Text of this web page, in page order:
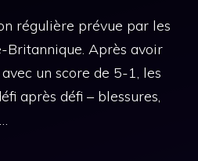
régulière prévue par les
Britannique. Après avoir
un score de 5-1, les
après défi – blessures,